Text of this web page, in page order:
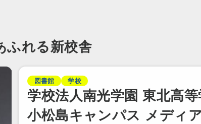
ふれる新校舎
図書館 学校
学校法人南光学園 東北高等
小松島キャンパス メディ